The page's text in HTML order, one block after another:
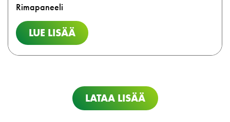
Rimapaneeli
LUE LISÄÄ
LATAA LISÄÄ